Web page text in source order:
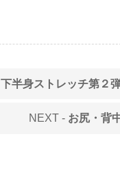
下半身ストレッチ第２
NEXT - お尻・背